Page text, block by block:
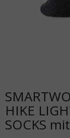
HIKE
SOCKS